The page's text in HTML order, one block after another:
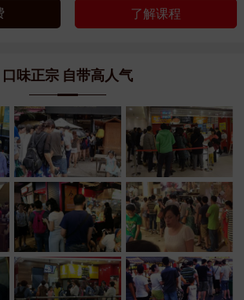
了解课程
口味正宗 自带高人气